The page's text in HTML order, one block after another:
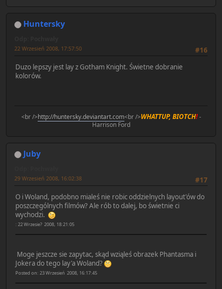
Huntersky
#16
22 Wrzesień 2008, 17:57:50
Duzo lepszy jest lay z Gotham Knight. Świetne dobranie
kolorów.
<br />http://huntersky.deviantart.com<br />WHATTUP, BIOTCH!-
Harrison Ford
Juby
#17
29 Wrzesień 2008, 16:02:38
O i Woland, podobno mialeś nie robic oddzielnych layout'ów do
poszczególnych filmów? Ale rób to dalej, bo świetnie ci
wychodzi.
: 22 Wrzesie? 2008, 18:21:05
Moge jeszcze sie zapytac, skąd wziąleś obrazek Phantasma i
Jokera do tego lay'a Woland?
Posted on: 23 Wrzesień 2008, 16:17:45